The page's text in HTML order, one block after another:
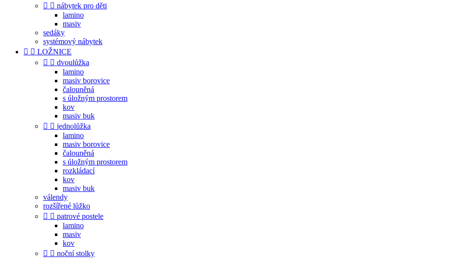
  nábytek pro děti
lamino
masiv
sedáky
systémový nábytek
  LOŽNICE
  dvoulůžka
lamino
masiv borovice
čalouněná
s úložným prostorem
kov
masiv buk
  jednolůžka
lamino
masiv borovice
čalouněná
s úložným prostorem
rozkládací
kov
masiv buk
válendy
rozšířené lůžko
  patrové postele
lamino
masiv
kov
  noční stolky